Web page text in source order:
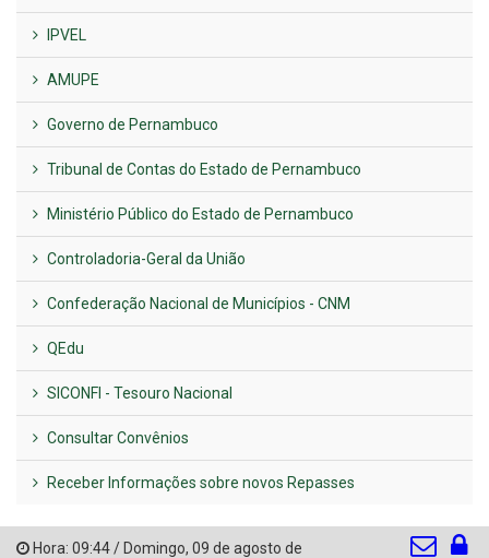
IPVEL
AMUPE
Governo de Pernambuco
Tribunal de Contas do Estado de Pernambuco
Ministério Público do Estado de Pernambuco
Controladoria-Geral da União
Confederação Nacional de Municípios - CNM
QEdu
SICONFI - Tesouro Nacional
Consultar Convênios
Receber Informações sobre novos Repasses
Hora: 09:44/ Domingo, 09 de agosto de